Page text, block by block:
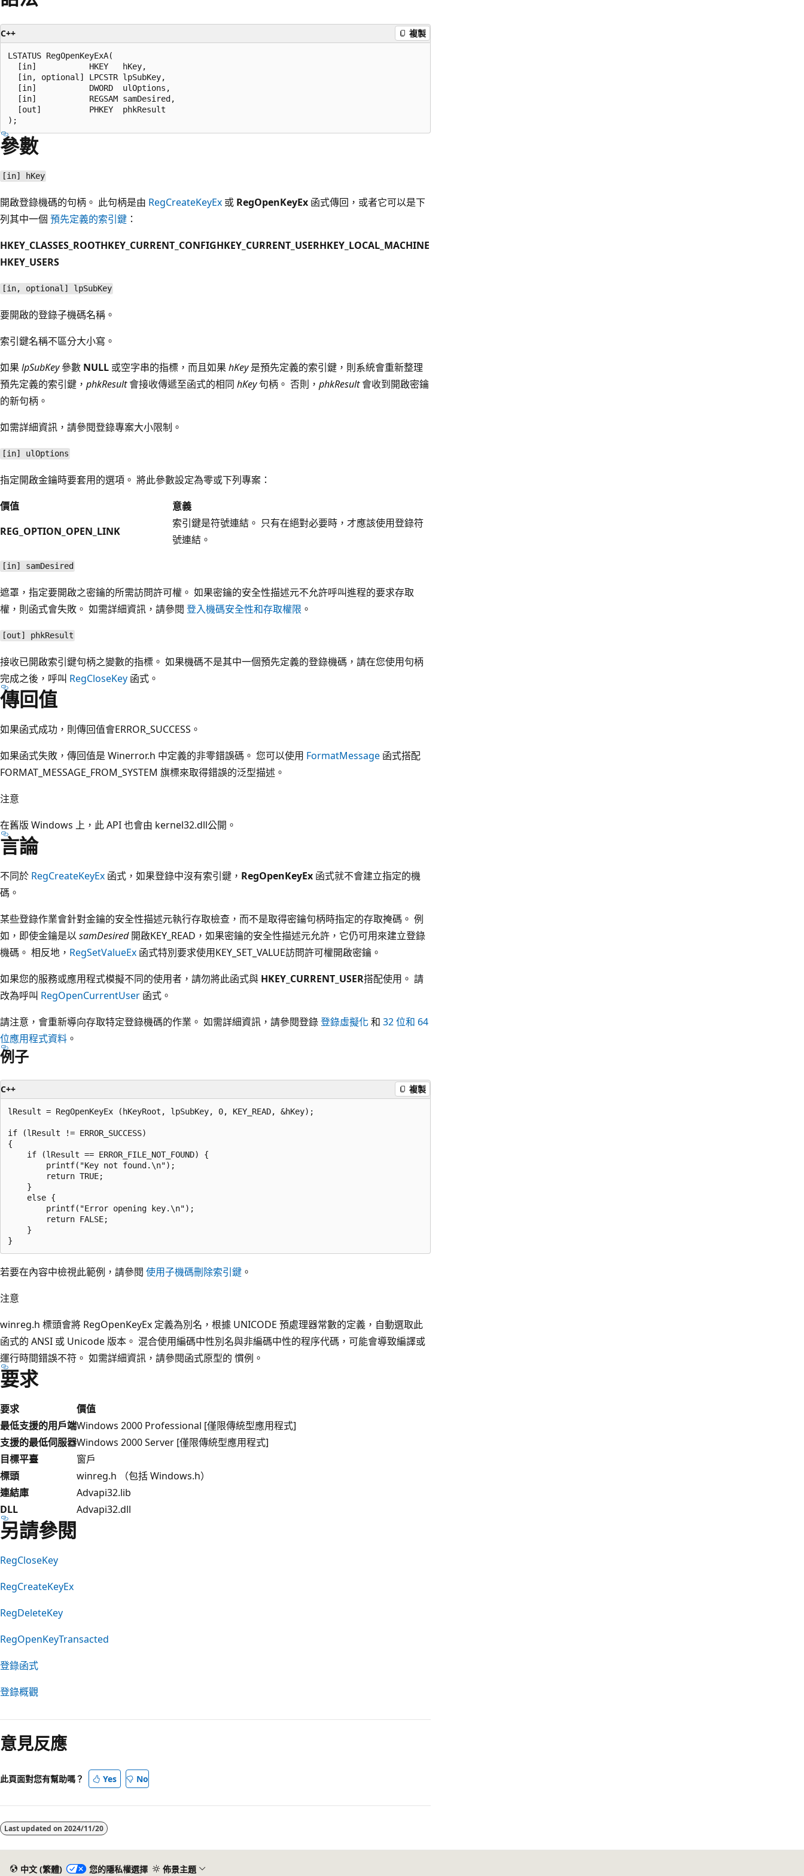
C++ 複製
LSTATUS RegOpenKeyExA(
  [in]           HKEY   hKey,
  [in, optional] LPCSTR lpSubKey,
  [in]           DWORD  ulOptions,
  [in]           REGSAM samDesired,
  [out]          PHKEY  phkResult
參數
[in] hKey
開啟登錄機碼的句柄。 此句柄是由 RegCreateKeyEx 或 RegOpenKeyEx 函式傳回，或者它可以是下
列其中一個 預先定義的索引鍵 ：
HKEY_CLASSES_ROOTHKEY_CURRENT_CONFIGHKEY_CURRENT_USERHKEY_LOCAL_MACHINE
HKEY_USERS
[in, optional] lpSubKey
要開啟的登錄子機碼名稱。
索引鍵名稱不區分大小寫。
如果 lpSubKey參數 NULL 或空字串的指標，而且如果 hKey是預先定義的索引鍵，則系統會重新整理
預先定義的索引鍵， phkResult會接收傳遞至函式的相同 hKey句柄。 否則， phkResult會收到開啟密鑰
的新句柄。
如需詳細資訊，請參閱登錄專案大小限制。
[in] ulOptions
指定開啟金鑰時要套用的選項。 將此參數設定為零或下列專案：
價值
意義
REG_OPTION_OPEN_LINK
索引鍵是符號連結。 只有在絕對必要時，才應該使用登錄符
號連結。
[in] samDesired
遮罩，指定要開啟之密鑰的所需訪問許可權。 如果密鑰的安全性描述元不允許呼叫進程的要求存取
權，則函式會失敗。 如需詳細資訊，請參閱 登入機碼安全性和存取權限 。
[out] phkResult
接收已開啟索引鍵句柄之變數的指標。 如果機碼不是其中一個預先定義的登錄機碼，請在您使用句柄
完成之後，呼叫 RegCloseKey 函式。
傳回值
如果函式成功，則傳回值會ERROR_SUCCESS。
如果函式失敗，傳回值是 Winerror.h 中定義的非零錯誤碼。 您可以使用 FormatMessage 函式搭配
FORMAT_MESSAGE_FROM_SYSTEM 旗標來取得錯誤的泛型描述。
注意
在舊版 Windows 上，此 API 也會由 kernel32.dll公開。
言論
不同於 RegCreateKeyEx 函式，如果登錄中沒有索引鍵， RegOpenKeyEx 函式就不會建立指定的機
碼。
某些登錄作業會針對金鑰的安全性描述元執行存取檢查，而不是取得密鑰句柄時指定的存取掩碼。 例
如，即使金鑰是以samDesired開啟KEY_READ，如果密鑰的安全性描述元允許，它仍可用來建立登錄
機碼。 相反地， RegSetValueEx 函式特別要求使用KEY_SET_VALUE訪問許可權開啟密鑰。
如果您的服務或應用程式模擬不同的使用者，請勿將此函式與 HKEY_CURRENT_USER搭配使用。 請
改為呼叫 RegOpenCurrentUser 函式。
請注意，會重新導向存取特定登錄機碼的作業。 如需詳細資訊，請參閱登錄登錄虛擬化和 32 位和 64
位應用程式資料 。
例子
C++ 複製
lResult = RegOpenKeyEx (hKeyRoot, lpSubKey, 0, KEY_READ, &hKey);
if (lResult != ERROR_SUCCESS)
{
    if (lResult == ERROR_FILE_NOT_FOUND) {
        printf("Key not found.\n");
        return TRUE;
    }
    else {
        printf("Error opening key.\n");
        return FALSE;
    }
若要在內容中檢視此範例，請參閱 使用子機碼刪除索引鍵 。
注意
winreg.h 標頭會將 RegOpenKeyEx 定義為別名，根據 UNICODE 預處理器常數的定義，自動選取此
函式的 ANSI 或 Unicode 版本。 混合使用編碼中性別名與非編碼中性的程序代碼，可能會導致編譯或
運行時間錯誤不符。 如需詳細資訊，請參閱函式原型的 慣例。
要求
要求
價值
最低支援的用戶端Windows 2000 Professional [僅限傳統型應用程式]
支援的最低伺服器Windows 2000 Server [僅限傳統型應用程式]
目標平臺
窗戶
標頭
winreg.h （包括 Windows.h）
連結庫
Advapi32.lib
DLL
Advapi32.dll
另請參閱
RegCloseKey
RegCreateKeyEx
RegDeleteKey
RegOpenKeyTransacted
登錄函式
登錄概觀
意見反應
此頁面對您有幫助嗎？ Yes No
Last updated on 2024/11/20
中文 (繁體) 您的隱私權選擇 佈景主題